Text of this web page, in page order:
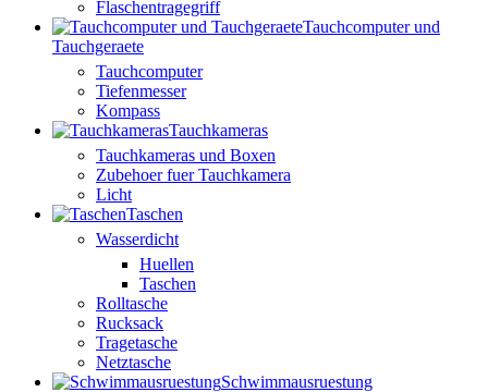
Flaschentragegriff
Tauchcomputer und
Tauchgeraete
Tauchcomputer
Tiefenmesser
Kompass
Tauchkameras
Tauchkameras und Boxen
Zubehoer fuer Tauchkamera
Licht
Taschen
Wasserdicht
Huellen
Taschen
Rolltasche
Rucksack
Tragetasche
Netztasche
Schwimmausruestung